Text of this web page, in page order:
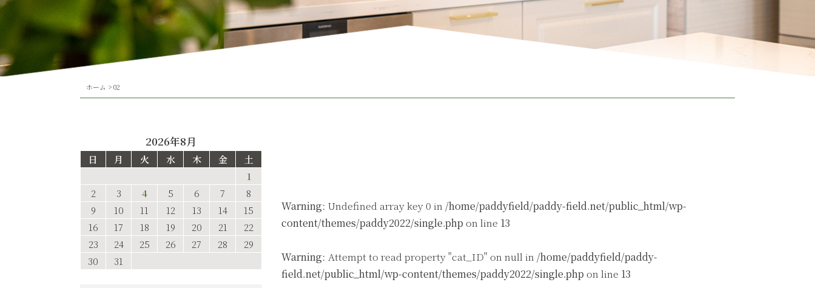
ホーム >02
Warning: Undefined array key 0 in /home/paddyfield/paddy-field.net/public_html/wp-
content/themes/paddy2022/single.php on line 13
Warning: Attempt to read property "cat_ID" on null in /home/paddyfield/paddy-
field.net/public_html/wp-content/themes/paddy2022/single.php on line 13
2026年8月
日 月 火 水 木 金
土
1
2
3 4 5 6 7
8
9
10 11 12 13 14
15
16
17 18 19 20 21
22
23
24 25 26 27 28
29
30
31